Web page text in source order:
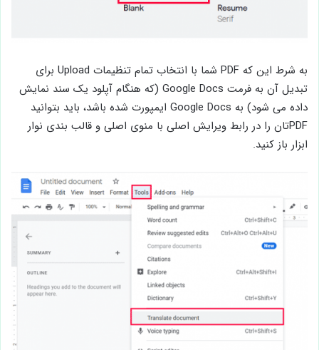
به شرط این که PDF شما با انتخاب تمام تنظیمات Upload برای
تبدیل آن به فرمت Google Docs (که هنگام آپلود یک سند نمایش
داده می شود) به Google Docs ایمپورت شده باشد، باید بتوانید
PDFتان را در رابط ویرایش اصلی با منوی اصلی و قالب بندی نوار
ابزار باز کنید.